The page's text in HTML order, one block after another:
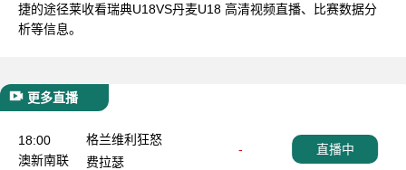
捷的途径莱收看瑞典U18VS丹麦U18 高清视频直播、比赛数据分
析等信息。
更多直播
18:00
澳新南联
格兰维利狂怒
-
费拉瑟
直播中